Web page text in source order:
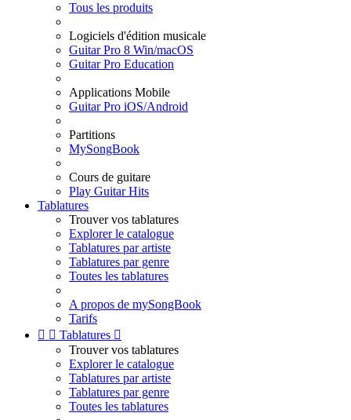
Tous les produits
Logiciels d'édition musicale
Guitar Pro 8 Win/macOS
Guitar Pro Education
Applications Mobile
Guitar Pro iOS/Android
Partitions
MySongBook
Cours de guitare
Play Guitar Hits
Tablatures
Trouver vos tablatures
Explorer le catalogue
Tablatures par artiste
Tablatures par genre
Toutes les tablatures
A propos de mySongBook
Tarifs
  Tablatures 
Trouver vos tablatures
Explorer le catalogue
Tablatures par artiste
Tablatures par genre
Toutes les tablatures